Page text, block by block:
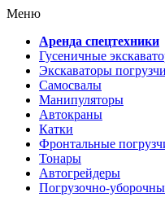
Меню
Аренда спецтехники
Гусеничные
Экскаваторы
Самосвалы
Манипуляторы
Автокраны
Катки
Фронтальные
Тонары
Автогрейдеры
Погрузочно-